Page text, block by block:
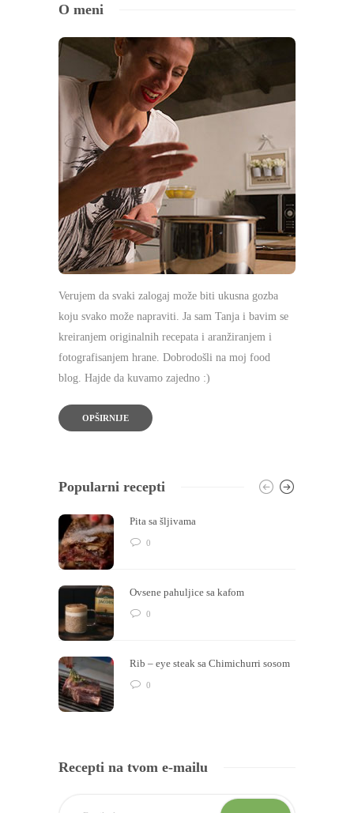
O meni
Verujem da svaki zalogaj može biti ukusna gozba
koju svako može napraviti. Ja sam Tanja i bavim se
kreiranjem originalnih recepata i aranžiranjem i
fotografisanjem hrane. Dobrodošli na moj food
blog. Hajde da kuvamo zajedno :)
OPŠIRNIJE
Popularni recepti
Pita sa šljivama
0
Ovsene pahuljice sa kafom
0
Rib – eye steak sa Chimichurri sosom
0
Recepti na tvom e-mailu